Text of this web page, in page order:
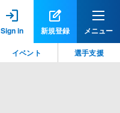
Sign in 新規登録 メニュー
イベント 選手支援